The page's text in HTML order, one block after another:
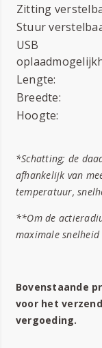
Zitting
Stuur
USB
Lengte:
Breedte:
Hoogte:
*Schatting; de
afhankelijk van
temperatuur,
**Om de
maximale
Bovenstaande
voor het
vergoeding.